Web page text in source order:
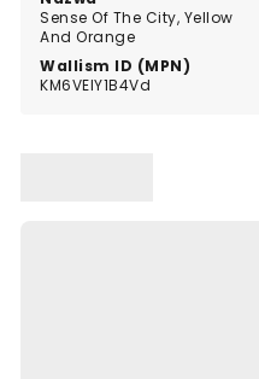
Sense Of The City, Yellow
And Orange
Wallism ID (MPN)
KM6VElY1B4Vd